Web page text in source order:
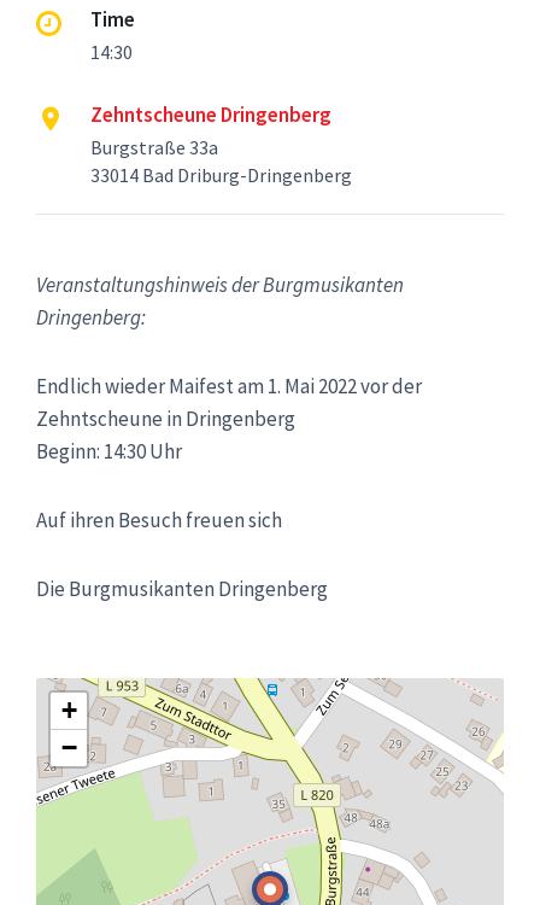
Time
14:30
Zehntscheune Dringenberg
Burgstraße 33a
33014 Bad Driburg-Dringenberg
Veranstaltungshinweis der Burgmusikanten
Dringenberg:
Endlich wieder Maifest am 1. Mai 2022 vor der
Zehntscheune in Dringenberg
Beginn: 14:30 Uhr
Auf ihren Besuch freuen sich
Die Burgmusikanten Dringenberg
+
−